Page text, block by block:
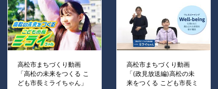
高松市まちづくり動画
「高松の未来をつくる こ
ども市長ミライちゃん」
高松市まちづくり動画
「(政見放送編)高松の未
来をつくる こども市長ミ